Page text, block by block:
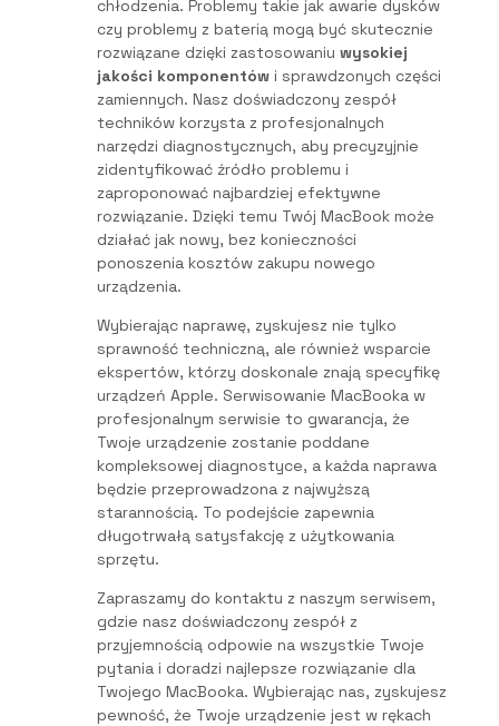
chłodzenia. Problemy takie jak awarie dysków
czy problemy z baterią mogą być skutecznie
rozwiązane dzięki zastosowaniu wysokiej
jakości komponentów i sprawdzonych części
zamiennych. Nasz doświadczony zespół
techników korzysta z profesjonalnych
narzędzi diagnostycznych, aby precyzyjnie
zidentyfikować źródło problemu i
zaproponować najbardziej efektywne
rozwiązanie. Dzięki temu Twój MacBook może
działać jak nowy, bez konieczności
ponoszenia kosztów zakupu nowego
urządzenia.
Wybierając naprawę, zyskujesz nie tylko
sprawność techniczną, ale również wsparcie
ekspertów, którzy doskonale znają specyfikę
urządzeń Apple. Serwisowanie MacBooka w
profesjonalnym serwisie to gwarancja, że
Twoje urządzenie zostanie poddane
kompleksowej diagnostyce, a każda naprawa
będzie przeprowadzona z najwyższą
starannością. To podejście zapewnia
długotrwałą satysfakcję z użytkowania
sprzętu.
Zapraszamy do kontaktu z naszym serwisem,
gdzie nasz doświadczony zespół z
przyjemnością odpowie na wszystkie Twoje
pytania i doradzi najlepsze rozwiązanie dla
Twojego MacBooka. Wybierając nas, zyskujesz
pewność, że Twoje urządzenie jest w rękach